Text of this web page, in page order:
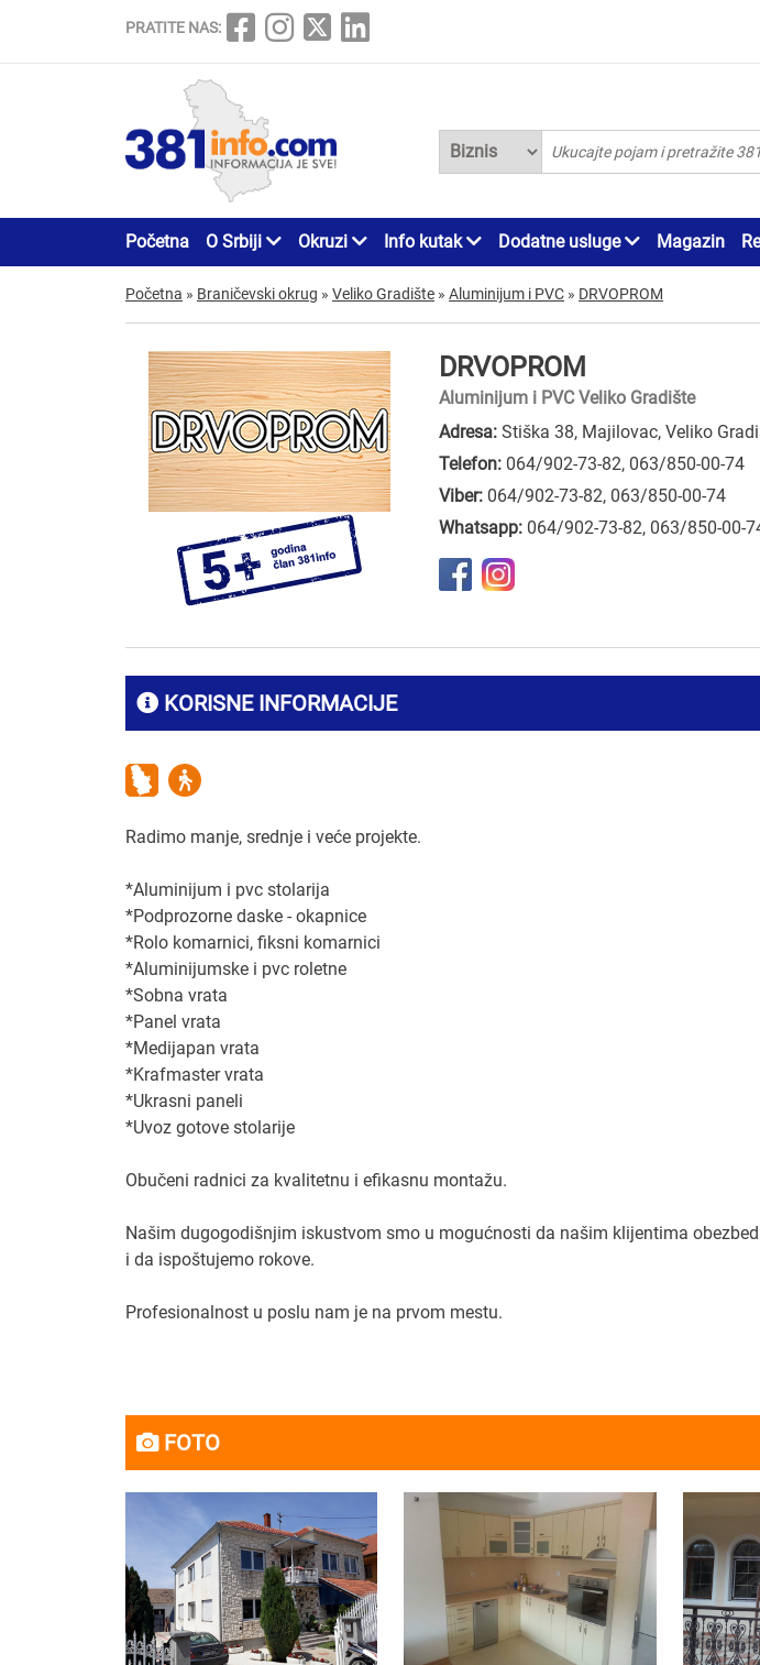
PRATITE NAS:
Početna O Srbiji Okruzi Info kutak Dodatne usluge Magazin
Početna » Braničevski okrug » Veliko Gradište » Aluminijum i PVC » DRVOPROM
DRVOPROM
Aluminijum i PVC Veliko Gradište
Adresa: Stiška 38, Majilovac, Veliko
Telefon: 064/902-73-82, 063/850-00-74
Viber: 064/902-73-82, 063/850-00-74
Whatsapp: 064/902-73-82, 063/850-00-
KORISNE INFORMACIJE
Radimo manje, srednje i veće projekte.
*Aluminijum i pvc stolarija
*Podprozorne daske - okapnice
*Rolo komarnici, fiksni komarnici
*Aluminijumske i pvc roletne
*Sobna vrata
*Panel vrata
*Medijapan vrata
*Krafmaster vrata
*Ukrasni paneli
*Uvoz gotove stolarije
Obučeni radnici za kvalitetnu i efikasnu montažu.
Našim dugogodišnjim iskustvom smo u mogućnosti da našim klijentima
i da ispoštujemo rokove.
Profesionalnost u poslu nam je na prvom mestu.
FOTO